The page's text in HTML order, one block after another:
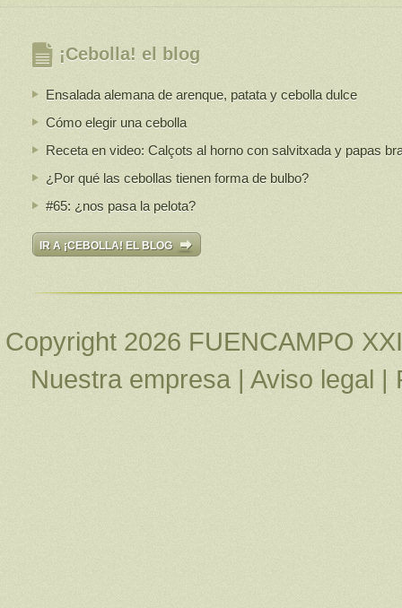
¡Cebolla! el blog
Ensalada alemana de arenque, patata y cebolla dulce
Cómo elegir una cebolla
Receta en video: Calçots al horno con salvitxada y papas
¿Por qué las cebollas tienen forma de bulbo?
#65: ¿nos pasa la pelota?
IR A ¡CEBOLLA! EL BLOG
Copyright 2026 FUENCAMPO
Nuestra empresa | Aviso legal |